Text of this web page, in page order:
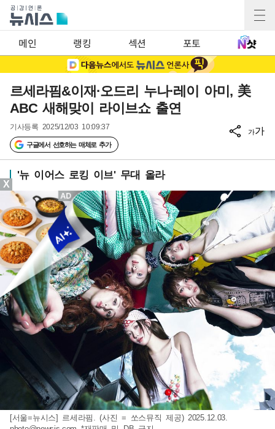
메인 랭킹 섹션 포토
르세라핌&이재·오드리 누나·레이 아미, 美
ABC 새해맞이 라이브쇼 출연
기사등록 2025/12/03 10:09:37
구글에서 선호하는 매체로 추가
가가
'뉴 이어스 로킹 이브' 무대 올라
[서울=뉴시스] 르세라핌. (사진 = 쏘스뮤직 제공) 2025.12.03.
X